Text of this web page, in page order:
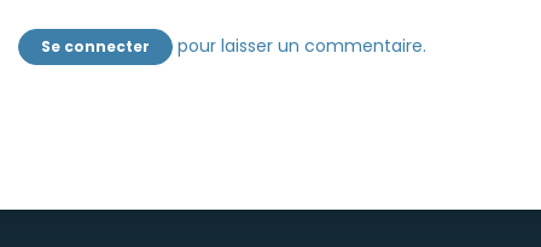
Se connecter pour laisser un commentaire.